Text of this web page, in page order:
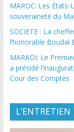
MAROC: Les
souveraineté du
SOCIETE : La
l’honorable Boudal
MARADI: Le
a présidé
Cour des Comptes